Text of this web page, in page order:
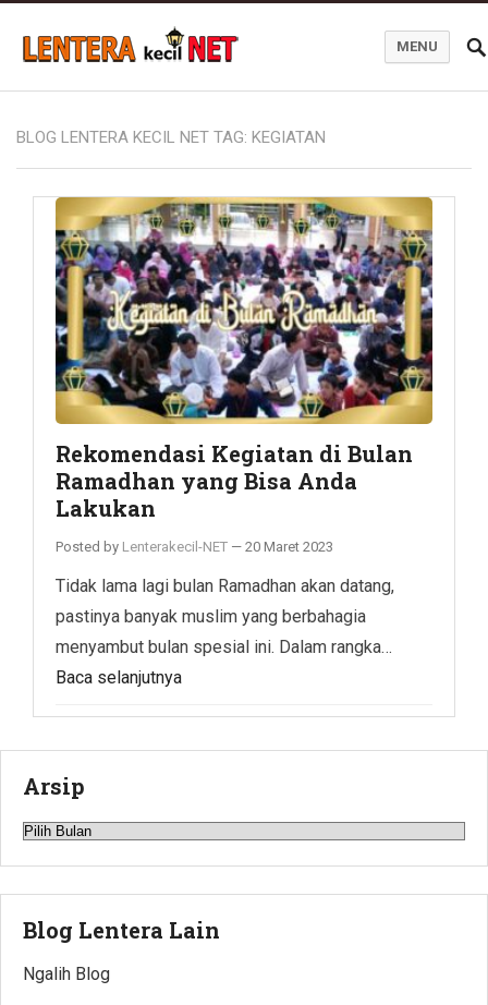
MENU
BLOG LENTERA KECIL NET TAG: KEGIATAN
Rekomendasi Kegiatan di Bulan
Ramadhan yang Bisa Anda
Lakukan
Posted by Lenterakecil-NET — 20 Maret 2023
Tidak lama lagi bulan Ramadhan akan datang,
pastinya banyak muslim yang berbahagia
menyambut bulan spesial ini. Dalam rangka…
Baca selanjutnya
Arsip
Arsip
Blog Lentera Lain
Ngalih Blog